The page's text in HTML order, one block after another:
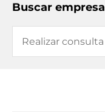
Buscar empresa